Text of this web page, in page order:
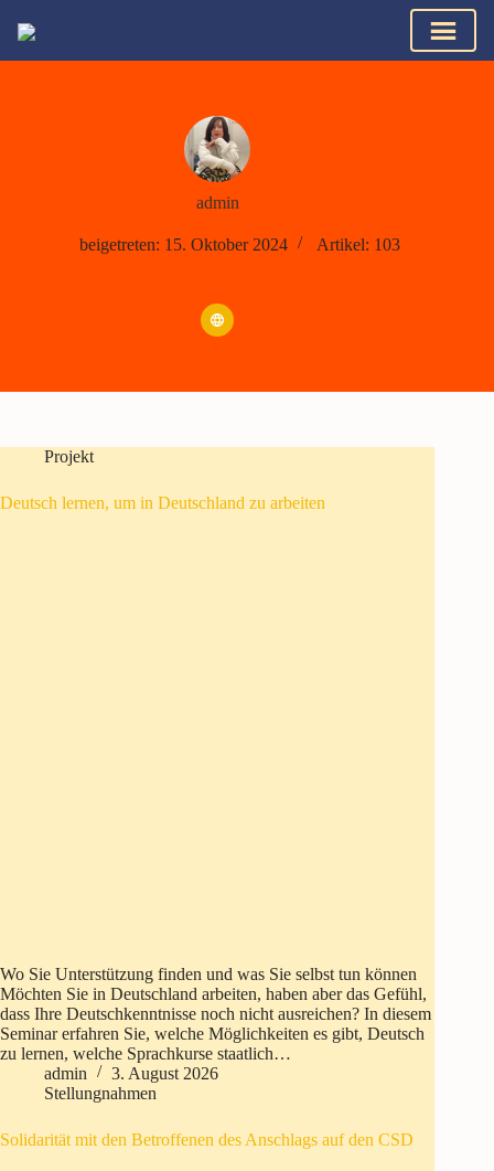
admin
beigetreten: 15. Oktober 2024 Artikel: 103
Projekt
Deutsch lernen, um in Deutschland zu arbeiten
Wo Sie Unterstützung finden und was Sie selbst tun können
Möchten Sie in Deutschland arbeiten, haben aber das Gefühl,
dass Ihre Deutschkenntnisse noch nicht ausreichen? In diesem
Seminar erfahren Sie, welche Möglichkeiten es gibt, Deutsch
zu lernen, welche Sprachkurse staatlich…
admin
3. August 2026
Stellungnahmen
Solidarität mit den Betroffenen des Anschlags auf den CSD